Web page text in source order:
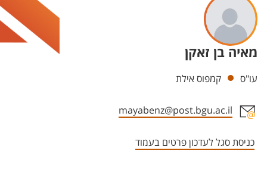
מאיה בן זאקן
יחידות
עו"ס קמפוס אילת
mayabenz@post.bgu.ac.il
כניסת סגל לעדכון פרטים בעמוד